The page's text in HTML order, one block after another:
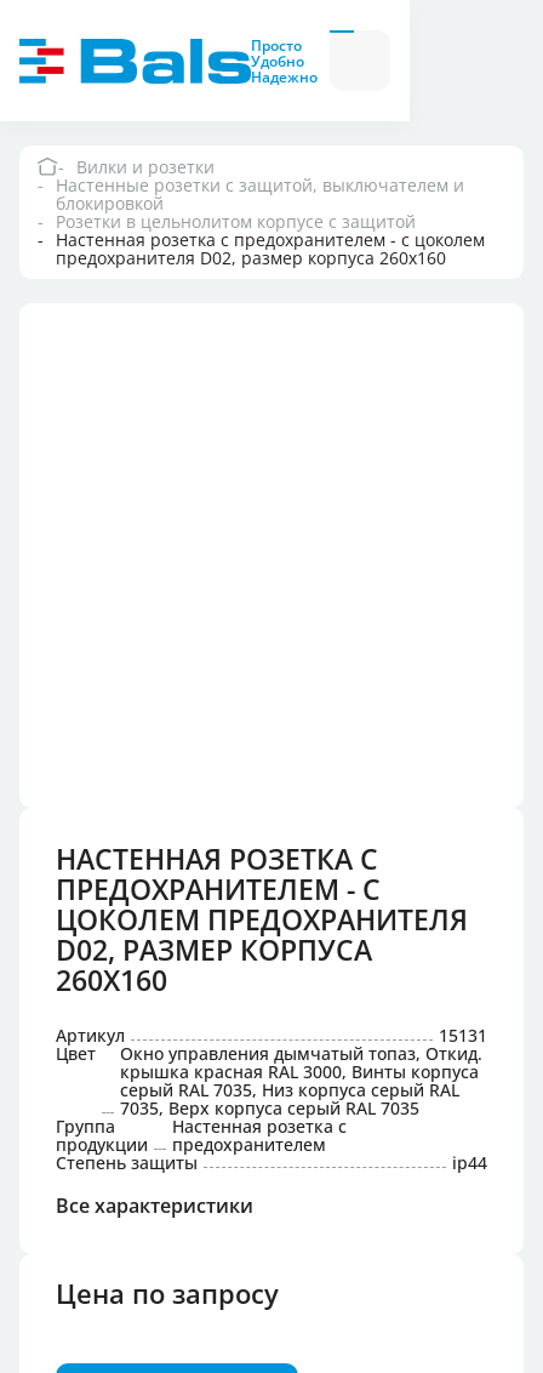
Просто
Удобно
Надежно
Вилки
и
розетки
модули
Вилки и розетки
Компания
Документация
Вилки и розетки
Настенные розетки с защитой, выключателем и
блокировкой
Розетки в цельнолитом корпусе с защитой
Настенная розетка с предохранителем - с цоколем
предохранителя D02, размер корпуса 260x160
НАСТЕННАЯ РОЗЕТКА С
ПРЕДОХРАНИТЕЛЕМ - С
ЦОКОЛЕМ ПРЕДОХРАНИТЕЛЯ
D02, РАЗМЕР КОРПУСА
260X160
Артикул 15131
Цвет Окно управления дымчатый топаз, Откид.
крышка красная RAL 3000, Винты корпуса
серый RAL 7035, Низ корпуса серый RAL
7035, Верх корпуса серый RAL 7035
Группа
продукции
Настенная розетка с
предохранителем
Степень защиты ip44
Все характеристики
Цена по запросу